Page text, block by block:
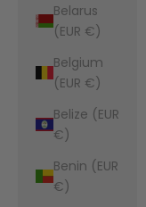
Belarus
(EUR €)
Belgium
(EUR €)
Belize (EUR
€)
Benin (EUR
€)